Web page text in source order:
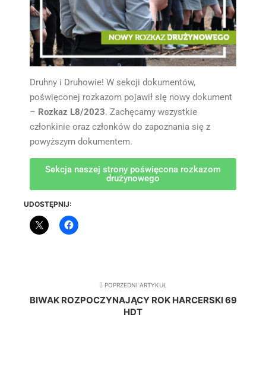
Druhny i Druhowie! W sekcji dokumentów,
poświęconej rozkazom pojawił się nowy dokument
– Rozkaz L8/2023. Zachęcamy wszystkie
członkinie oraz członków do zapoznania się z
powyższym dokumentem.
Sekcja naszej strony poświęcona rozkazom
drużynowego
UDOSTĘPNIJ:
POPRZEDNI ARTYKUŁ
BIWAK ROZPOCZYNAJĄCY ROK HARCERSKI 69
HDT